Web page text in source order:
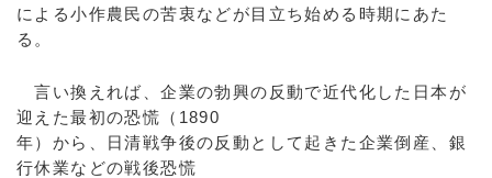
による小作農民の苦衷などが目立ち始める時期にあた
る。
言い換えれば、企業の勃興の反動で近代化した日本が
迎えた最初の恐慌（1890
年）から、日清戦争後の反動として起きた企業倒産、銀
行休業などの戦後恐慌